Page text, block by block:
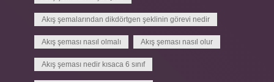
Akış şemalarından dikdörtgen şeklinin görevi nedir
Akış şeması nasıl olmalı Akış şeması nasıl olur
Akış şeması nedir kısaca 6 sınıf